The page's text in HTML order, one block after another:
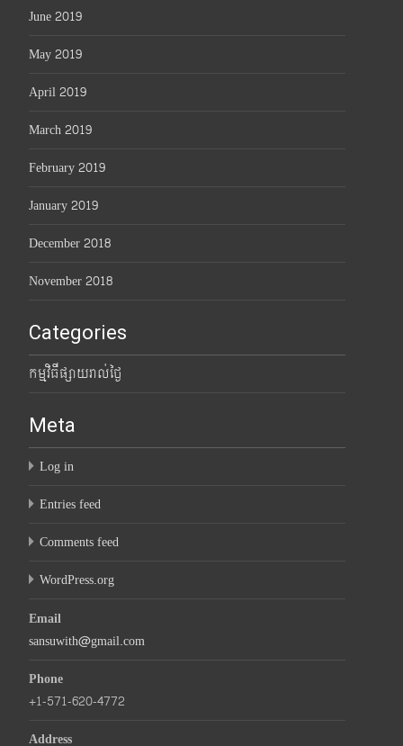
June 2019
May 2019
April 2019
March 2019
February 2019
January 2019
December 2018
November 2018
Categories
កម្មវិធីផ្សាយរាល់ថ្ងៃ
Meta
Log in
Entries feed
Comments feed
WordPress.org
Email
sansuwith@gmail.com
Phone
+1-571-620-4772
Address